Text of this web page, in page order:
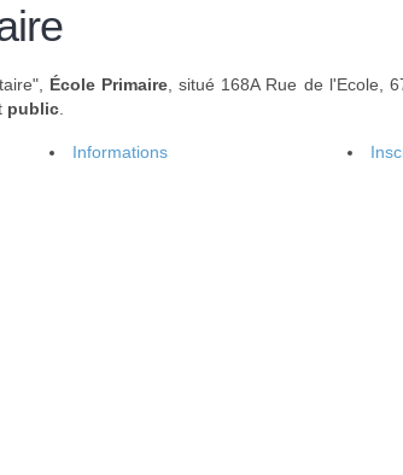
École Primaire , situé 168A Rue de l'Ecole,
public
Informations